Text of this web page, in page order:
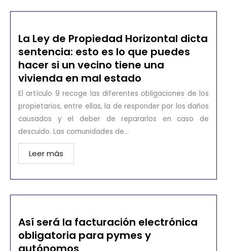
La Ley de Propiedad Horizontal dicta
sentencia: esto es lo que puedes
hacer si un vecino tiene una
vivienda en mal estado
El artículo 9 recoge las diferentes obligaciones de los
propietarios, entre ellas, la de responder por los daños
causados y el deber de repararlos en caso de
descuido. Las comunidades de...
Leer más
Así será la facturación electrónica
obligatoria para pymes y